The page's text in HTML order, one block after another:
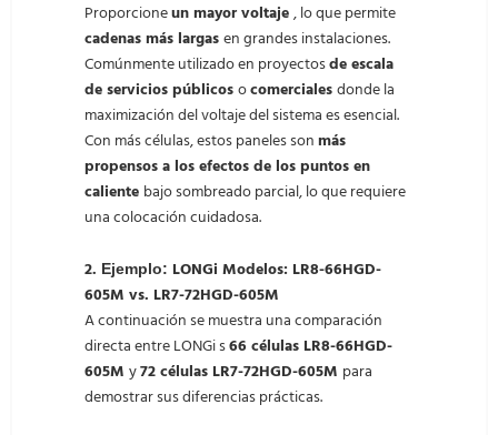
Proporcioneun mayor voltaje, lo que permite
cadenas más largasen grandes instalaciones.
Comúnmente utilizado en proyectosde escala
de servicios públicosocomercialesdonde la
maximización del voltaje del sistema es esencial.
Con más células, estos paneles sonmás
propensos a los efectos de los puntos en
caliente bajo sombreado parcial, lo que requiere
una colocación cuidadosa.
2. Ejemplo: LONGi Modelos: LR8-66HGD-
605M vs. LR7-72HGD-605M
A continuación se muestra una comparación
directa entre LONGi s66 células LR8-66HGD-
605M y72 células LR7-72HGD-605M para
demostrar sus diferencias prácticas.